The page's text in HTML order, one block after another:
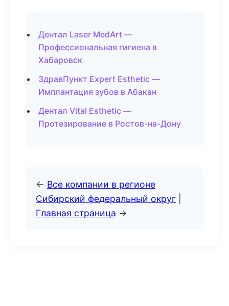
Дентал Laser MedArt —
Профессиональная гигиена в
Хабаровск
ЗдравПункт Expert Esthetic —
Имплантация зубов в Абакан
Дентал Vital Esthetic —
Протезирование в Ростов-на-Дону
← Все компании в регионе
Сибирский федеральный округ
Главная страница →